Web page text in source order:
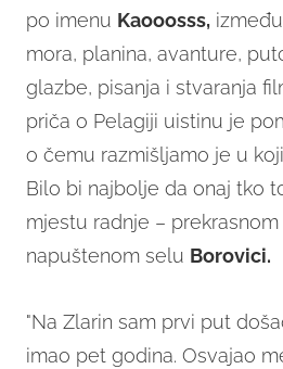
po imenu Kaooosss,
mora, planina, avanture,
glazbe, pisanja i stvaranja
priča o Pelagiji uistinu je
o čemu razmišljamo je u
Bilo bi najbolje da onaj tko
mjestu radnje –
napuštenom selu Borovici.
"Na Zlarin sam prvi put
imao pet godina. Osvajao